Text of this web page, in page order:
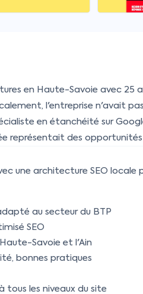
en Haute-Savoie avec 25
l'entreprise n'avait
en étanchéité sur
représentait des opportunités
une architecture SEO locale
au secteur du BTP
SEO
Savoie et l'Ain
bonnes pratiques
tous les niveaux du site